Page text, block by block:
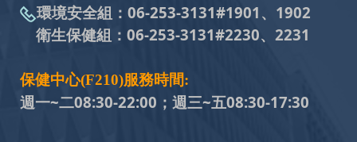
環境安全組： 06-253-3131#1901、1902
衛生保健組： 06-253-3131#2230、2231
保健中心(F210)服務時間:
週一~二08:30-22:00；週三~五08:30-17:30